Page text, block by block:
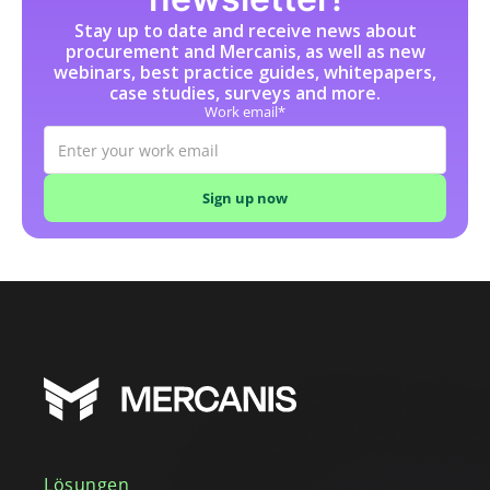
Indirekte Beschaffung
J
L
Leistungsbeschreibung (SoW)
N
Stay up to date and receive news about
procurement and Mercanis, as well as new
webinars, best practice guides, whitepapers,
case studies, surveys and more.
Work email*
Lösungen